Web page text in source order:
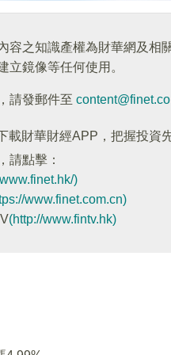
容之知識產權為財華網及相
立鏡像等任何使用。
請發郵件至
載財華財經APP，把握投資
請點擊：
)
www.finet.com.cn)
(http://www.fintv.hk)